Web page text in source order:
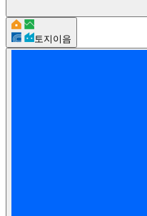
토지이음